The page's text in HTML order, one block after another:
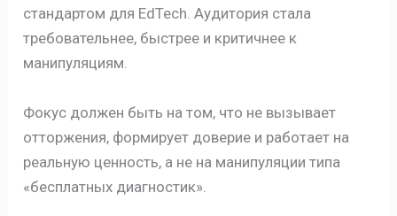
стандартом для EdTech. Аудитория стала
требовательнее, быстрее и критичнее к
манипуляциям.
Фокус должен быть на том, что не вызывает
отторжения, формирует доверие и работает на
реальную ценность, а не на манипуляции типа
«бесплатных диагностик».